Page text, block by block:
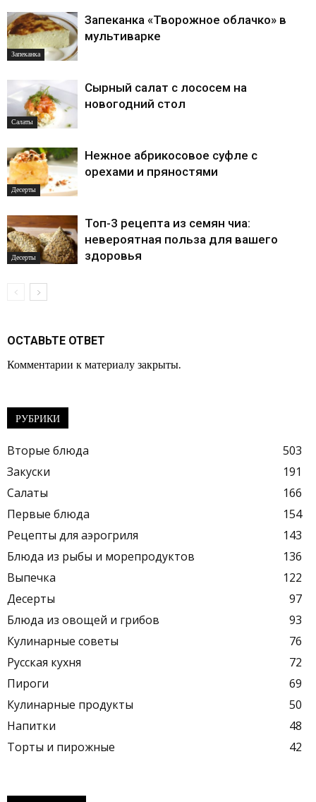
Запеканка
Запеканка «Творожное облачко» в
мультиварке
Салаты
Сырный салат с лососем на
новогодний стол
Десерты
Нежное абрикосовое суфле с
орехами и пряностями
Десерты
Топ-3 рецепта из семян чиа:
невероятная польза для вашего
здоровья
ОСТАВЬТЕ ОТВЕТ
Комментарии к материалу закрыты.
РУБРИКИ
Вторые блюда
503
Закуски
191
Салаты
166
Первые блюда
154
Рецепты для аэрогриля
143
Блюда из рыбы и морепродуктов
136
Выпечка
122
Десерты
97
Блюда из овощей и грибов
93
Кулинарные советы
76
Русская кухня
72
Пироги
69
Кулинарные продукты
50
Напитки
48
Торты и пирожные
42